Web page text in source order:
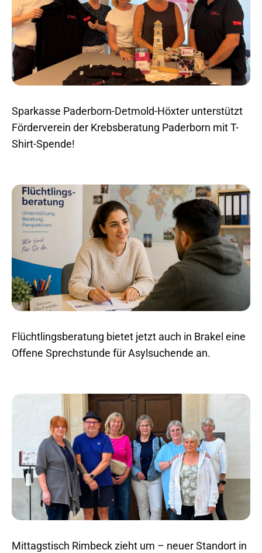
Sparkasse Paderborn-Detmold-Höxter unterstützt
Förderverein der Krebsberatung Paderborn mit T-
Shirt-Spende!
Flüchtlingsberatung bietet jetzt auch in Brakel eine
Offene Sprechstunde für Asylsuchende an.
Mittagstisch Rimbeck zieht um – neuer Standort in